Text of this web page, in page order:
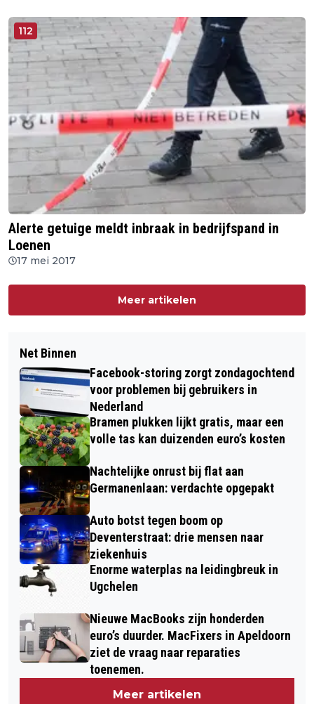
112
Alerte getuige meldt inbraak in bedrijfspand in
Loenen
17 mei 2017
Meer artikelen
Net Binnen
Facebook-storing zorgt zondagochtend
voor problemen bij gebruikers in
Nederland
Bramen plukken lijkt gratis, maar een
volle tas kan duizenden euro’s kosten
Nachtelijke onrust bij flat aan
Germanenlaan: verdachte opgepakt
Auto botst tegen boom op
Deventerstraat: drie mensen naar
ziekenhuis
Enorme waterplas na leidingbreuk in
Ugchelen
Nieuwe MacBooks zijn honderden
euro’s duurder. MacFixers in Apeldoorn
ziet de vraag naar reparaties
toenemen.
Meer artikelen